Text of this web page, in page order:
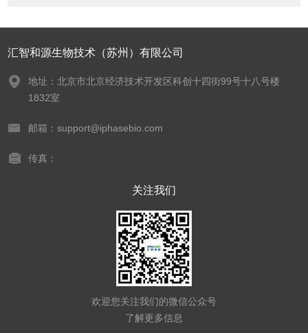
汇智和源生物技术（苏州）有限公司
地址：北京市北京经济技术开发区科创十四街99号十八号楼
1832室
邮箱：support@iphasebio.com
传真：
关注我们
欢迎您关注我们的微信公众号
了解更多信息